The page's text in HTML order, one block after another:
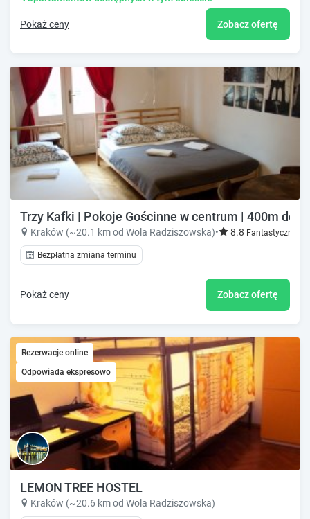
Pokaż ceny Zobacz ofertę
Trzy Kafki | Pokoje Gościnne w centrum | 400m do
Kraków (~20.1 km od Wola Radziszowska)• 8.8 Fantastyczny!
Bezpłatna zmiana terminu
Pokaż ceny Zobacz ofertę
Rezerwacje online
Odpowiada ekspresowo
LEMON TREE HOSTEL
Kraków (~20.6 km od Wola Radziszowska)